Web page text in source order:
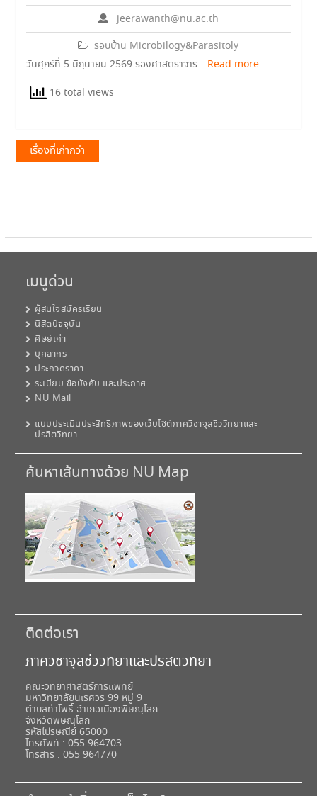
jeerawanth@nu.ac.th
รอบบ้าน Microbilogy&Parasitoly
วันศุกร์ที่ 5 มิถุนายน 2569 รองศาสตราจาร
Read more
16 total views
แนะแนว
เรื่อง
เรื่องที่เก่ากว่า
เมนูด่วน
ผู้สนใจสมัครเรียน
นิสิตปัจจุบัน
ศิษย์เก่า
บุคลากร
ประกวดราคา
ระเบียบ ข้อบังคับ และประกาศ
NU Mail
แบบประเมินประสิทธิภาพของเว็บไซต์ภาควิชาจุลชีววิทยาและ
ปรสิตวิทยา
ค้นหาเส้นทางด้วย NU Map
ติดต่อเรา
ภาควิชาจุลชีววิทยาและปรสิตวิทยา
คณะวิทยาศาสตร์การแพทย์
มหาวิทยาลัยนเรศวร 99 หมู่ 9
ตำบลท่าโพธิ์ อำเภอเมืองพิษณุโลก
จังหวัดพิษณุโลก
รหัสไปรษณีย์ 65000
โทรศัพท์ : 055 964703
โทรสาร : 055 964770